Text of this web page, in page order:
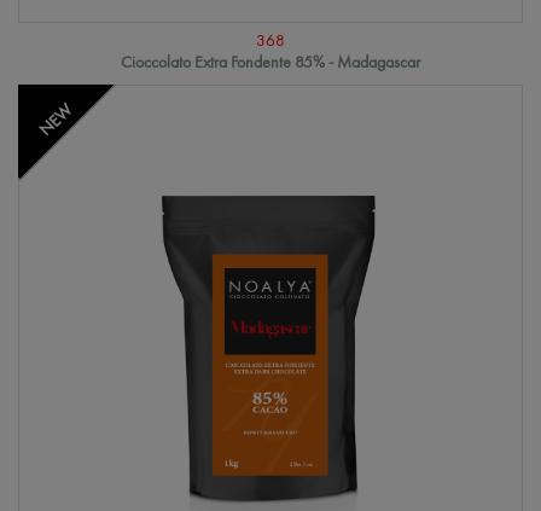
368
Cioccolato Extra Fondente 85% - Madagascar
NEW